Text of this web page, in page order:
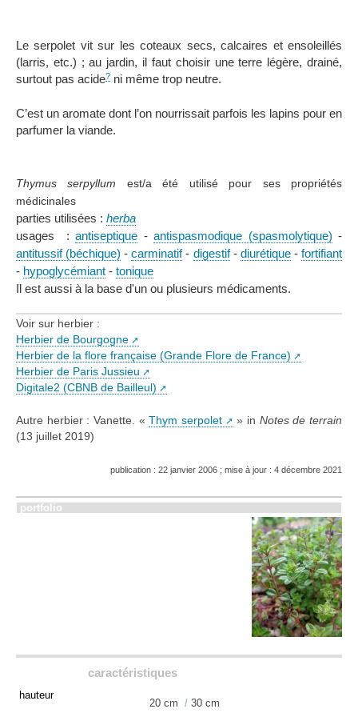
Le serpolet vit sur les coteaux secs, calcaires et ensoleillés
(larris, etc.) ; au jardin, il faut choisir une terre légère, drainé,
surtout pas acide? ni même trop neutre.
C’est un aromate dont l’on nourrissait parfois les lapins pour en
parfumer la viande.
Thymus serpyllum est/a été utilisé pour ses propriétés
médicinales
parties utilisées : herba
usages :antiseptique -antispasmodique (spasmolytique) -
antitussif (béchique) -carminatif- digestif- diurétique-fortifiant
- hypoglycémiant - tonique
Il est aussi à la base d'un ou plusieurs médicaments.
Voir sur herbier :
Herbier de Bourgogne
Herbier de la flore française (Grande Flore de France)
Herbier de Paris Jussieu
Digitale2 (CBNB de Bailleul)
Autre herbier : Vanette. «Thym serpolet » in Notes de terrain
(13 juillet 2019)
publication : 22 janvier 2006 ; mise à jour : 4 décembre 2021
portfolio
caractéristiques
hauteur
20 cm / 30 cm